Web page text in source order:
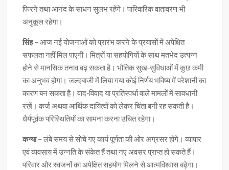
फिरने तथा आनंद के साधन सुलभ रहेंगे। पारिवारिक वातावरण भी
अनुकूल रहेगा।
सिंह– आज नई योजनाओं को प्रारंभ करने के प्रयासों में अपेक्षित
सफलता नहीं मिल पाएगी। मित्रों या सहयोगियों के साथ मतभेद उत्पन्न
होने से मानसिक तनाव बढ़ सकता है। भौतिक सुख-सुविधाओं में कुछ कमी
का अनुभव होगा। जल्दबाजी में लिया गया कोई निर्णय भविष्य में परेशानी का
कारण बन सकता है। वाद-विवाद या प्रतिस्पर्धा वाले मामलों में सावधानी
रखें। कर्ज अथवा आर्थिक दायित्वों को लेकर चिंता बनी रह सकती है।
धैर्यपूर्वक परिस्थितियों का सामना करना उचित रहेगा।
कन्या– लंबे समय से सोचे गए कार्य पूर्णता की ओर अग्रसर होंगे। व्यापार
एवं व्यवसाय में उन्नति के संकेत हैं तथा नए अवसर प्राप्त हो सकते हैं।
परिवार और स्वजनों का अपेक्षित सहयोग मिलने से आत्मविश्वास बढ़ेगा।